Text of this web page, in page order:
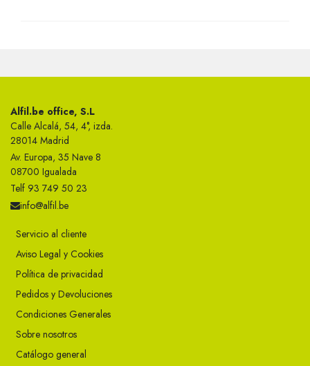
Alfil.be office, S.L
Calle Alcalá, 54, 4°, izda.
28014 Madrid
Av. Europa, 35 Nave 8
08700 Igualada
Telf 93 749 50 23
info@alfil.be
Servicio al cliente
Aviso Legal y Cookies
Política de privacidad
Pedidos y Devoluciones
Condiciones Generales
Sobre nosotros
Catálogo general